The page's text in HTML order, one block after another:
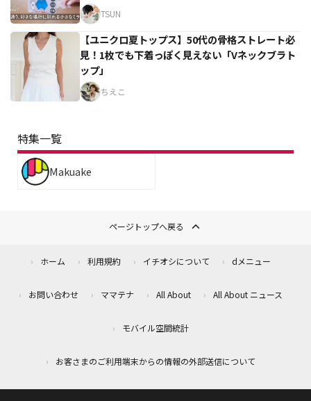
TSUN
【ユニクロ夏トップス】50代の骨格ストレート必
見！1枚でも下着っぽく見えない「Vネックブラト
ップ」
ちえこ
特集一覧
Makuake
ページトップへ戻る
ホーム 利用規約 イチオシについて dメニュー
お問い合わせ ママテナ All About All About ニュース
モバイル空間統計
お客さまのご利用端末からの情報の外部送信について